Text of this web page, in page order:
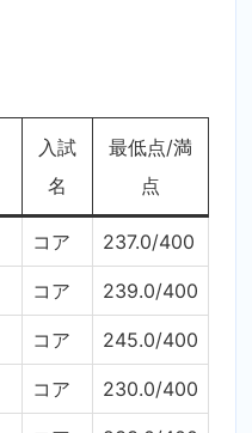
入試
名
最低点/満
点
コア 237.0/400
コア 239.0/400
コア 245.0/400
コア 230.0/400